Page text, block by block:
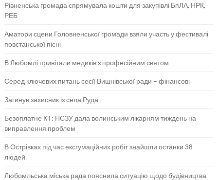
Рівненська громада спрямувала кошти для закупівлі БпЛА, НРК,
РЕБ
Аматори сцени Головненської громади взяли участь у фестивалі
повстанської пісні
В Любомлі привітали медиків з професійним святом
Серед ключових питань сесії Вишнівської ради – фінансові
Загинув захисник із села Руда
Безоплатне КТ: НСЗУ дала волинським лікарням тиждень на
виправлення проблем
В Острівках під час ексгумаційних робіт знайшли останки 38
людей
Любомльська міська рада пояснила ситуацію щодо будівництва